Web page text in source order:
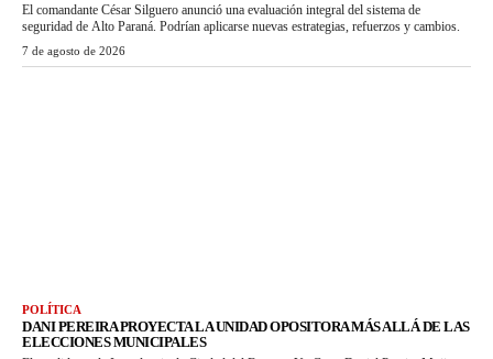
El comandante César Silguero anunció una evaluación integral del sistema de
seguridad de Alto Paraná. Podrían aplicarse nuevas estrategias, refuerzos y cambios.
7 de agosto de 2026
POLÍTICA
DANI PEREIRA PROYECTA LA UNIDAD OPOSITORA MÁS ALLÁ DE LAS
ELECCIONES MUNICIPALES